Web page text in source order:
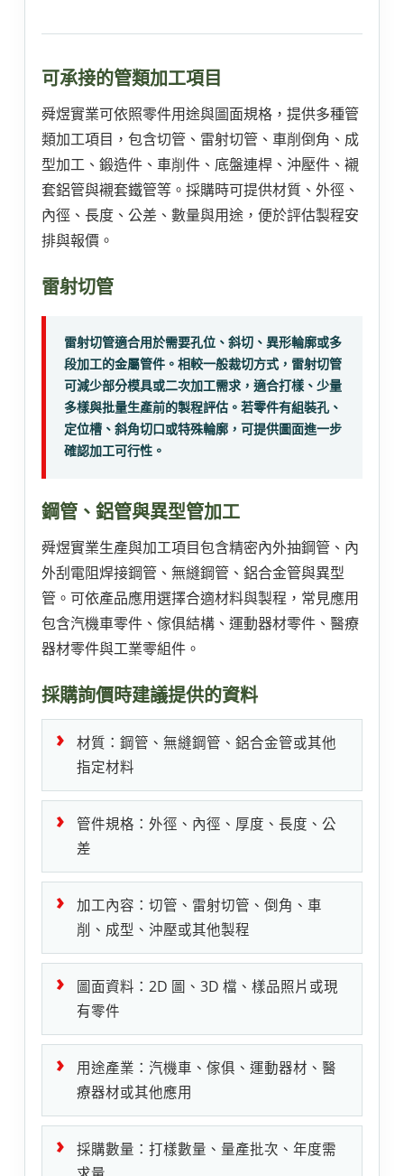
可承接的管類加工項目
舜煜實業可依照零件用途與圖面規格，提供多種管
類加工項目，包含切管、雷射切管、車削倒角、成
型加工、鍛造件、車削件、底盤連桿、沖壓件、襯
套鋁管與襯套鐵管等。採購時可提供材質、外徑、
內徑、長度、公差、數量與用途，便於評估製程安
排與報價。
雷射切管
雷射切管適合用於需要孔位、斜切、異形輪廓或多
段加工的金屬管件。相較一般裁切方式，雷射切管
可減少部分模具或二次加工需求，適合打樣、少量
多樣與批量生產前的製程評估。若零件有組裝孔、
定位槽、斜角切口或特殊輪廓，可提供圖面進一步
確認加工可行性。
鋼管、鋁管與異型管加工
舜煜實業生產與加工項目包含精密內外抽鋼管、內
外刮電阻焊接鋼管、無縫鋼管、鋁合金管與異型
管。可依產品應用選擇合適材料與製程，常見應用
包含汽機車零件、傢俱結構、運動器材零件、醫療
器材零件與工業零組件。
採購詢價時建議提供的資料
材質：鋼管、無縫鋼管、鋁合金管或其他
指定材料
管件規格：外徑、內徑、厚度、長度、公
差
加工內容：切管、雷射切管、倒角、車
削、成型、沖壓或其他製程
圖面資料：2D 圖、3D 檔、樣品照片或現
有零件
用途產業：汽機車、傢俱、運動器材、醫
療器材或其他應用
採購數量：打樣數量、量產批次、年度需